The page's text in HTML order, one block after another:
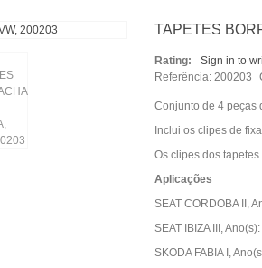
TAPETES
Rating:
Sign in to
Referência: 200203
Conjunto de 4 peças
Inclui os clipes de
Os clipes dos
Aplicações
SEAT CORDOBA II,
SEAT IBIZA III,
SKODA FABIA I,